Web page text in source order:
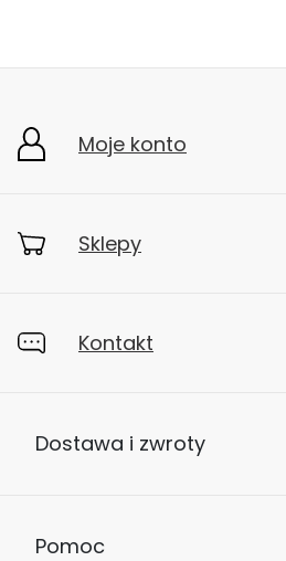
Moje konto
Sklepy
Kontakt
Dostawa i zwroty
Pomoc